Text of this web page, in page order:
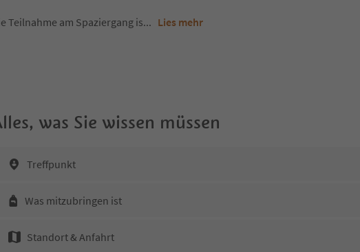
Teilnahme am Spaziergang is... Lies mehr
was Sie wissen müssen
Treffpunkt
Was mitzubringen ist
Standort & Anfahrt